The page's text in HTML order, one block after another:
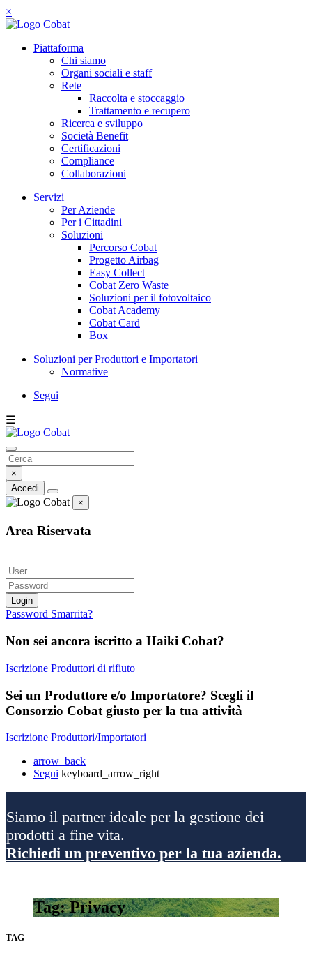
×
Piattaforma
Chi siamo
Organi sociali e staff
Rete
Raccolta e stoccaggio
Trattamento e recupero
Ricerca e sviluppo
Società Benefit
Certificazioni
Compliance
Collaborazioni
Servizi
Per Aziende
Per i Cittadini
Soluzioni
Percorso Cobat
Progetto Airbag
Easy Collect
Cobat Zero Waste
Soluzioni per il fotovoltaico
Cobat Academy
Cobat Card
Box
Soluzioni per Produttori e Importatori
Normative
Segui
☰
×
Accedi
×
Area Riservata
Login
Password Smarrita?
Non sei ancora iscritto a Haiki Cobat?
Iscrizione Produttori di rifiuto
Sei un Produttore e/o Importatore? Scegli il
Consorzio Cobat giusto per la tua attività
Iscrizione Produttori/Importatori
arrow_back
Segui keyboard_arrow_right
Siamo il partner ideale per la gestione dei
prodotti a fine vita.
Richiedi un preventivo per la tua azienda.
Tag: Privacy
TAG